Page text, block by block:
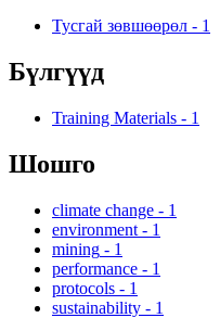
Тусгай зөвшөөрөл - 1
Бүлгүүд
Training Materials - 1
Шошго
climate change - 1
environment - 1
mining - 1
performance - 1
protocols - 1
sustainability - 1